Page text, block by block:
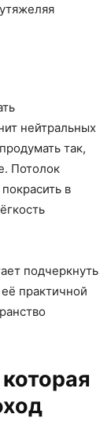
нейтральных
так,
Потолок
в
подчеркнуть
практичной